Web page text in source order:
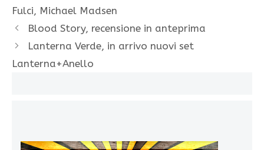
Fulci, Michael Madsen
Blood Story, recensione in anteprima
Lanterna Verde, in arrivo nuovi set
Lanterna+Anello